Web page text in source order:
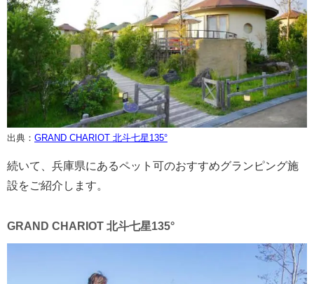
出典： GRAND CHARIOT 北斗七星135°
続いて、兵庫県にあるペット可のおすすめグランピング施
設をご紹介します。
GRAND CHARIOT 北斗七星135°